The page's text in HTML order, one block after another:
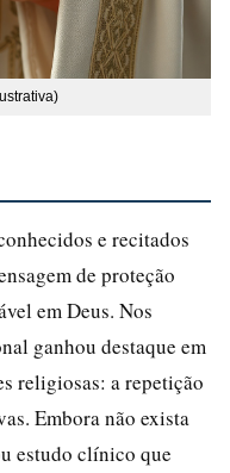
e recitados
de proteção
em Deus. Nos
ganhou destaque em
religiosas: a repetição
Embora não exista
estudo clínico que